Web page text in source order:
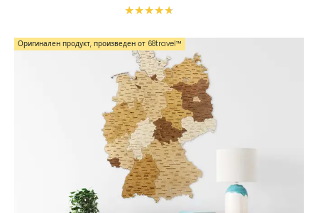
Оригинален продукт, произведен от 68travel™️